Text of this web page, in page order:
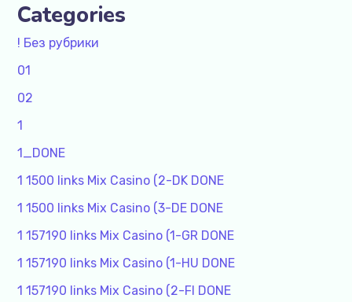
Categories
! Без рубрики
01
02
1
1_DONE
1 1500 links Mix Casino (2-DK DONE
1 1500 links Mix Casino (3-DE DONE
1 157190 links Mix Casino (1-GR DONE
1 157190 links Mix Casino (1-HU DONE
1 157190 links Mix Casino (2-FI DONE